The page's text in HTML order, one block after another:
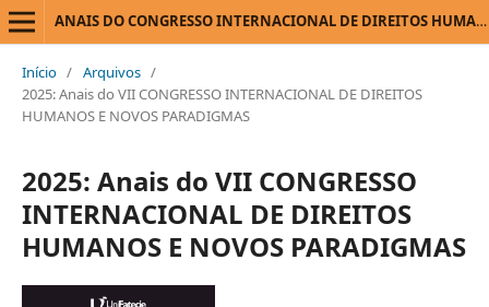
ANAIS DO CONGRESSO INTERNACIONAL DE DIREITOS HUMANOS E NOVOS PARADIGMAS
Início / Arquivos /
2025: Anais do VII CONGRESSO INTERNACIONAL DE DIREITOS
HUMANOS E NOVOS PARADIGMAS
2025: Anais do VII CONGRESSO
INTERNACIONAL DE DIREITOS
HUMANOS E NOVOS PARADIGMAS